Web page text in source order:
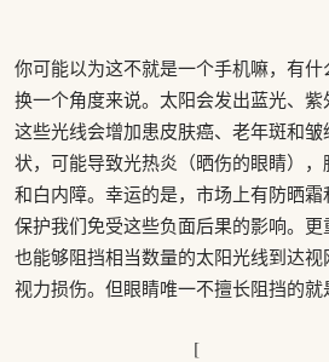
你可能以为这不就是一个手机嘛，有
换一个角度来说。太阳会发出蓝光、
这些光线会增加患皮肤癌、老年斑和
状，可能导致光热炎（晒伤的眼睛），
和白内障。幸运的是，市场上有防晒
保护我们免受这些负面后果的影响。
也能够阻挡相当数量的太阳光线到达
视力损伤。但眼睛唯一不擅长阻挡的就
[